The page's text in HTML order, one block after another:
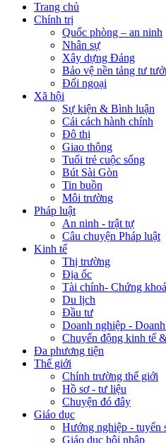
Trang chủ
Chính trị
Quốc phòng – an ninh
Nhân sự
Xây dựng Đảng
Bảo vệ nền tảng tư
Đối ngoại
Xã hội
Sự kiện & Bình luận
Cải cách hành chính
Đô thị
Giao thông
Tuổi trẻ cuộc sống
Bút Sài Gòn
Tin buồn
Môi trường
Pháp luật
An ninh - trật tự
Câu chuyện Pháp luật
Kinh tế
Thị trường
Địa ốc
Tài chính- Chứng
Du lịch
Đầu tư
Doanh nghiệp -
Chuyển động kinh tế
Đa phương tiện
Thế giới
Chính trường thế giới
Hồ sơ - tư liệu
Chuyện đó đây
Giáo dục
Hướng nghiệp - tuyển
Giáo dục hội nhập